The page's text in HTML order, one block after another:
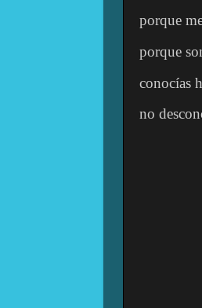
porque
porque
conocías
no